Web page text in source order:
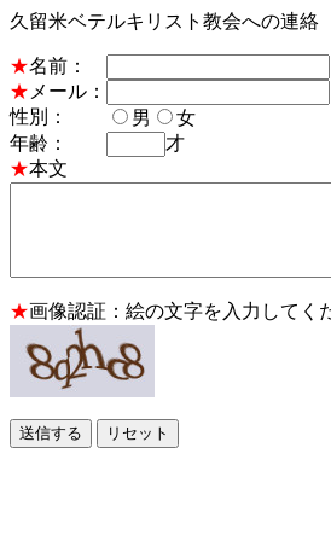
久留米ベテルキリスト教会への連絡
★名前：
★ メール：
性別：
男
女
年齢：
才
★本文
★画像認証：絵の文字を入力してく